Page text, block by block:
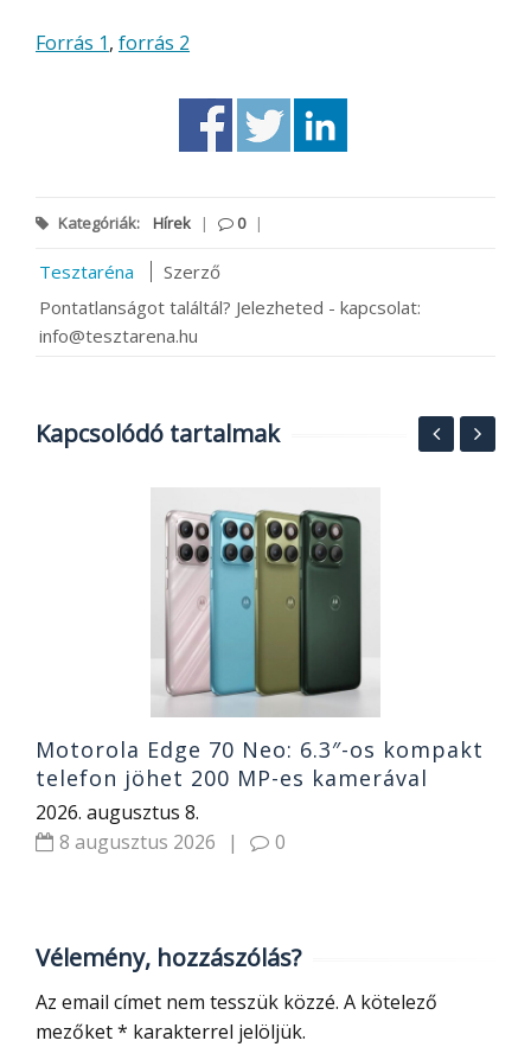
Forrás 1, forrás 2
Kategóriák: Hírek | 0 |
Tesztaréna
Szerző
Pontatlanságot találtál? Jelezheted - kapcsolat:
info@tesztarena.hu
Kapcsolódó tartalmak
Motorola Edge 70 Neo: 6.3″-os kompakt
telefon jöhet 200 MP-es kamerával
2026. augusztus 8.
8 augusztus 2026
| 0
Vélemény, hozzászólás?
Az email címet nem tesszük közzé. A kötelező
mezőket* karakterrel jelöljük.